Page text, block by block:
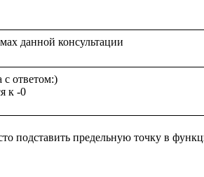
ответом:)
подставить предельную точку в